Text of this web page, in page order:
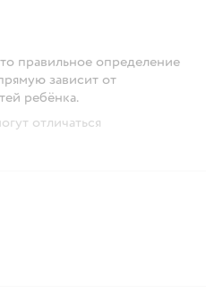
правильное определение
зависит от
ребёнка.
отличаться